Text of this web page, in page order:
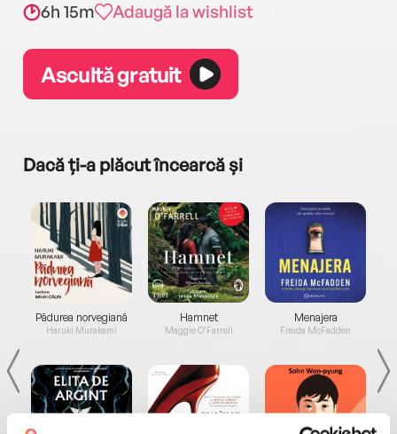
6h 15m Adaugă la wishlist
Ascultă gratuit
Dacă ți-a plăcut încearcă și
Pădurea norvegiană
Haruki Murakami
Hamnet
Maggie O'Farrell
Menajera
Freida McFadden